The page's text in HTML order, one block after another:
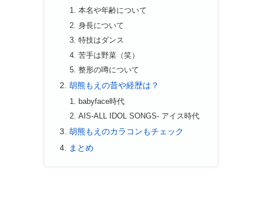
本名や年齢について
身長について
特技はダンス
苦手は野菜（笑）
整形の噂について
胡熊もえの昔や経歴は？
babyface時代
AIS-ALL IDOL SONGS- アイス時代
胡熊もえのカラコンもチェック
まとめ